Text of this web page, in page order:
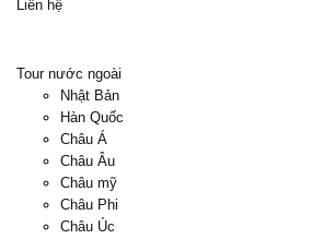
Lãnh sự có quyền yêu cầu bổ sung
của Quý khách nếu thấy cần thiết.
Do quá trình xây dựng tour trước thời
6 tháng, nên 1 số thứ tự điểm đến trong
thể thay đổi để phù hợp với thời gian
tour!
Liên hệ
Tour nước ngoài
Nhật Bản
Hàn Quốc
Châu Á
Châu Âu
Châu mỹ
Châu Phi
Châu Úc